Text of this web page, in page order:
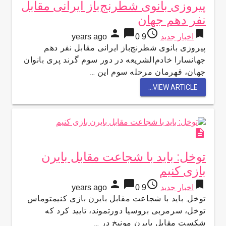
پیروزی بانوی شطرنج‌باز ایرانی مقابل
نفر دهم جهان
bookmark اخبار جدید access_time
9 years ago
person chat_bubble0
پیروزی بانوی شطرنج‌باز ایرانی مقابل نفر دهم
جهانسارا خادم‌الشریعه در دور سوم گرند پری بانوان
جهان، قهرمان مرحله سوم این …
VIEW ARTICLE...
description
توخل: باید با شجاعت مقابل بایرن
بازی کنیم
bookmark اخبار جدید access_time
9 years ago
person chat_bubble0
توخل: باید با شجاعت مقابل بایرن بازی کنیمتوماس
توخل، سرمربی بروسیا دورتموند، تایید کرد که
شکست مقابل بایرن مونیخ در …